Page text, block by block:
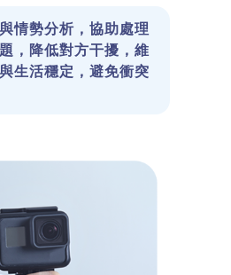
情勢分析，協助處理
，降低對方干擾，維
生活穩定，避免衝突